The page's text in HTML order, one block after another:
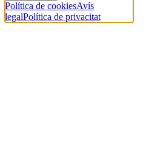
Política de cookiesAvís
legalPolítica de privacitat